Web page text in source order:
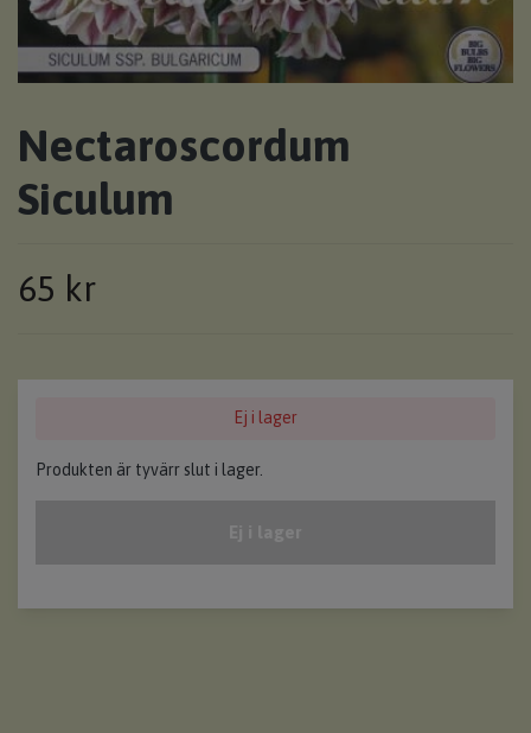
Nectaroscordum
Siculum
65 kr
Ej i lager
Produkten är tyvärr slut i lager.